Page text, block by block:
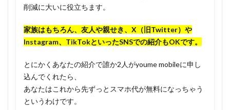
削減に大いに役立ちます。
家族はもちろん、友人や親せき、X（旧Twitter）や
Instagram、TikTokといったSNSでの紹介もOKです。
とにかくあなたの紹介で誰か2人がyoume mobileに申し
込んでくれたら、
あなたはこれから先ずっとスマホ代が無料になっちゃう
というわけです。